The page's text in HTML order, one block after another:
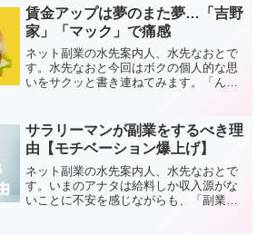
た。養老保険というのは保険金を年金と
して受け取れるタイプの商...
賃金アップは夢のまた夢…「吉野
家」「マック」で痛感
ネット副業の水先案内人、水先なおとで
す。水先なおと今回はボクの個人的な思
いをサクッと書き連ねてみます。「んな
「吉野家」や「マック」、ギョーザの
「王将」が魅力的に見えてな...
サラリーマンが副業をするべき理
由【モチベーション爆上げ】
ネット副業の水先案内人、水先なおとで
す。いまのアナタは給料しか収入源がな
いことに不安を感じながらも、「副業し